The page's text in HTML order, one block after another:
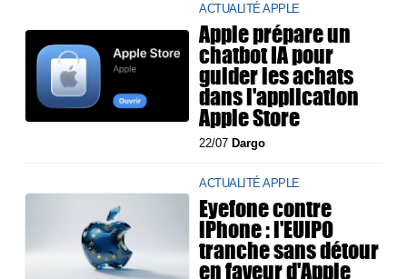
ACTUALITÉ APPLE
Apple prépare un
chatbot IA pour
guider les achats
dans l'application
Apple Store
22/07 Dargo
ACTUALITÉ APPLE
Eyefone contre
iPhone : l'EUIPO
tranche sans détour
en faveur d'Apple